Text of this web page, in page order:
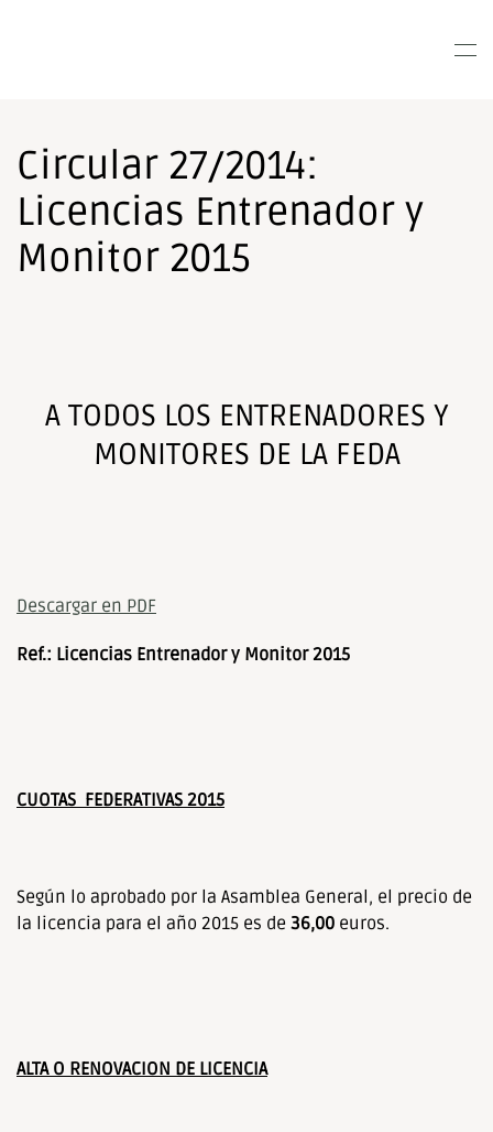
sistema
accesibilidad.
Circular 27/2014:
Licencias Entrenador y
Monitor 2015
A TODOS LOS ENTRENADORES Y
MONITORES DE LA FEDA
Descargar en PDF
Ref.: Licencias Entrenador y Monitor 2015
CUOTAS FEDERATIVAS 2015
Según lo aprobado por la Asamblea General, el precio de
la licencia para el año 2015 es de 36,00 euros.
ALTA O RENOVACION DE LICENCIA